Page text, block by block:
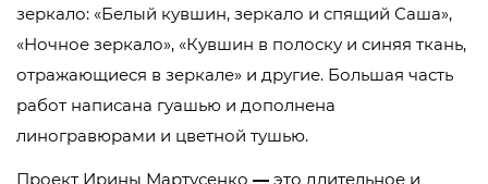
зеркало: «Белый кувшин, зеркало и спящий Саша»,
«Ночное зеркало», «Кувшин в полоску и синяя ткань,
отражающиеся в зеркале» и другие. Большая часть
работ написана гуашью и дополнена
линогравюрами и цветной тушью.
Проект Ирины Мартусенко — это длительное и